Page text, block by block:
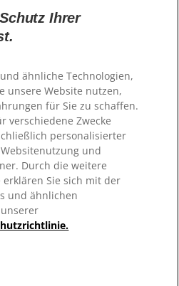
Company. Alle Rechte
Ihrer
ähnliche Technologien,
unsere Website nutzen,
für Sie zu schaffen.
verschiedene Zwecke
personalisierter
und
Durch die weitere
Sie sich mit der
und ähnlichen